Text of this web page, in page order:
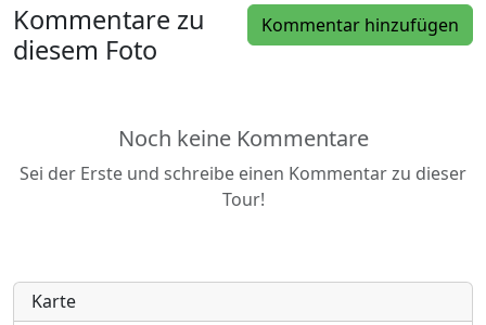
Kommentar hinzufügen
Kommentare zu
diesem Foto
Noch keine Kommentare
Sei der Erste und schreibe einen Kommentar zu dieser
Tour!
Karte